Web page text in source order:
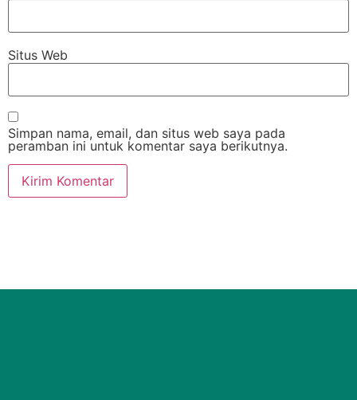
Situs Web
Simpan nama, email, dan situs web saya pada
peramban ini untuk komentar saya berikutnya.